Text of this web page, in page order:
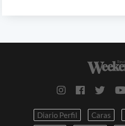
Diario Perfil Caras